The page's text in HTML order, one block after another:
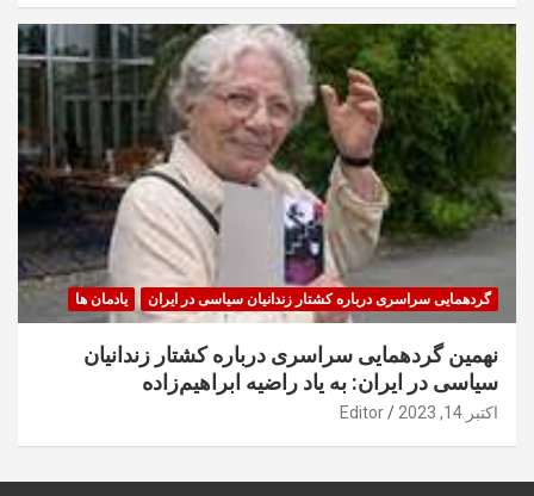
گردهمایی سراسری درباره کشتار زندانیان سیاسی در ایران یادمان ها
نهمین گردهمایی سراسری درباره کشتار زندانیان
سیاسی در ایران: به یاد راضیه ابراهیم‌زاده
اکتبر 14, 2023 Editor